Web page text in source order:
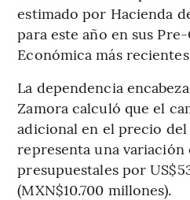
estimado por Hacienda
para este año en sus
Económica más
La dependencia
Zamora calculó que el
adicional en el precio
representa una variación
presupuestales por
(MXN$10.700 millones).